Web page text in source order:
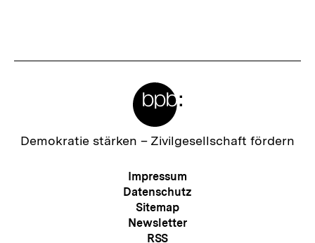
Zur
Demokratie stärken – Zivilgesellschaft fördern
Meta-
Navigation
Impressum
Datenschutz
Sitemap
Newsletter
RSS